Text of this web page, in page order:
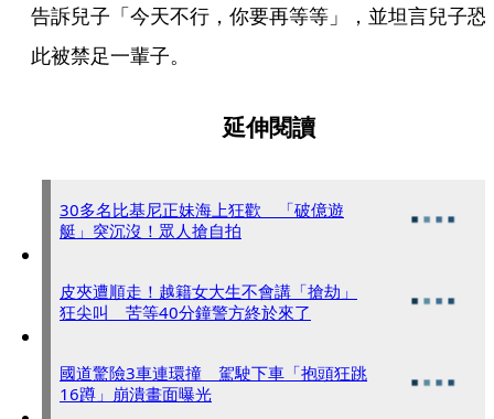
告訴兒子「今天不行，你要再等等」，並坦言兒子恐
此被禁足一輩子。
延伸閱讀
30多名比基尼正妹海上狂歡 「破億遊
艇」突沉沒！眾人搶自拍
皮夾遭順走！越籍女大生不會講「搶劫」
狂尖叫 苦等40分鐘警方終於來了
國道驚險3車連環撞 駕駛下車「抱頭狂跳
16蹲」崩潰畫面曝光